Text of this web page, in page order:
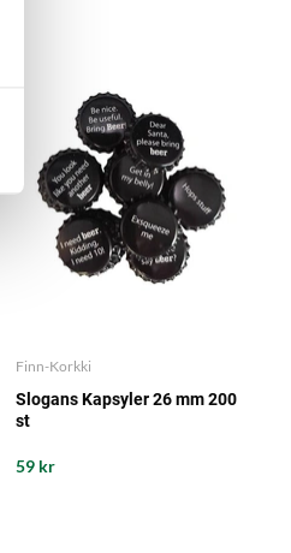
Finn-Korkki
Slogans Kapsyler 26 mm 200
st
59 kr